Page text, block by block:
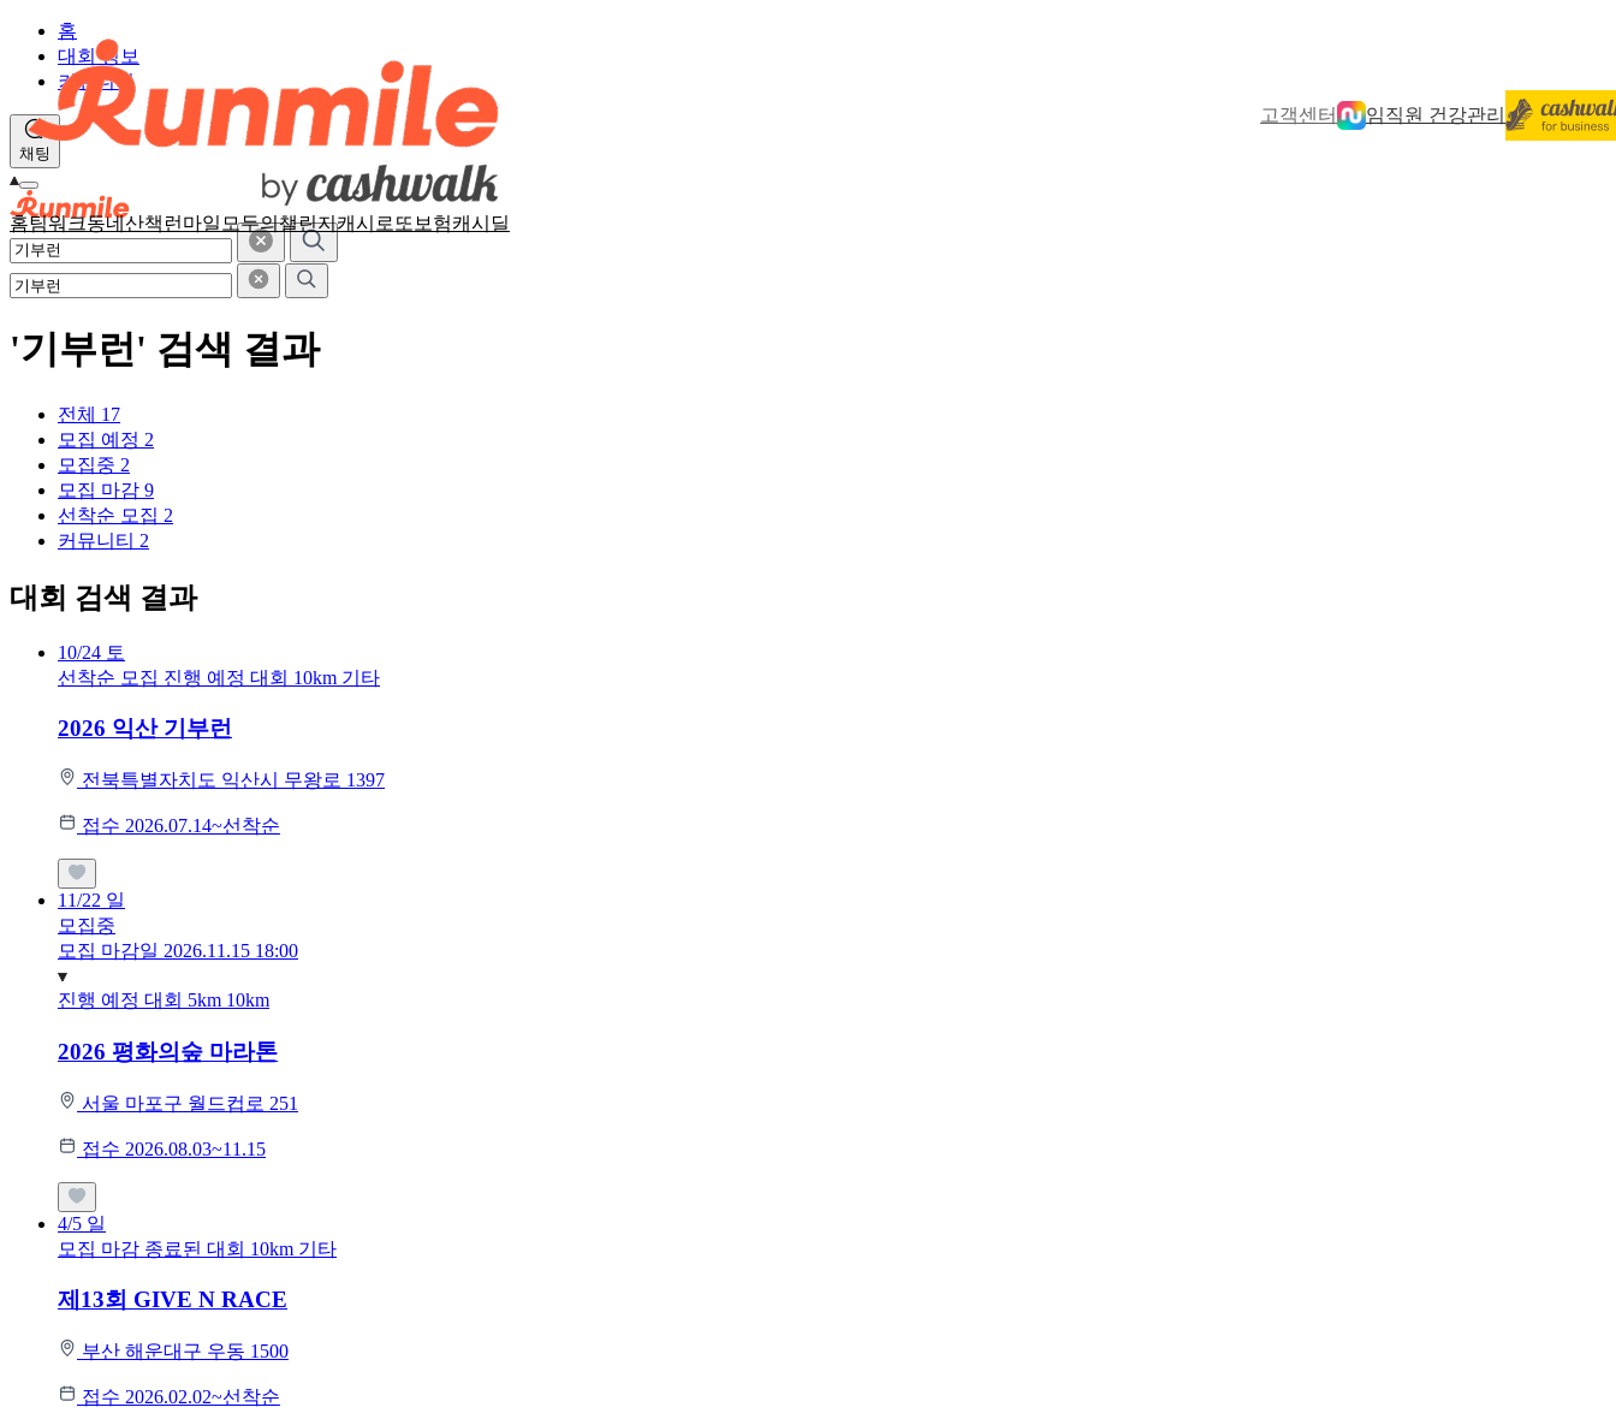
고객센터 임직원 건강관리
홈팀워크동네산책 런마일 모두의챌린지캐시로또 보험캐시딜
홈
대회 정보
커뮤니티
채팅
'기부런' 검색 결과
전체 17
모집 예정 2
모집중 2
모집 마감 9
선착순 모집 2
커뮤니티 2
대회 검색 결과
10/24 토
선착순 모집 진행 예정 대회 10km 기타
2026 익산 기부런
전북특별자치도 익산시 무왕로 1397
접수 2026.07.14~선착순
11/22 일
모집중
모집 마감일 2026.11.15 18:00
진행 예정 대회 5km 10km
2026 평화의숲 마라톤
서울 마포구 월드컵로 251
접수 2026.08.03~11.15
4/5 일
모집 마감 종료된 대회 10km 기타
제13회 GIVE N RACE
부산 해운대구 우동 1500
접수 2026.02.02~선착순